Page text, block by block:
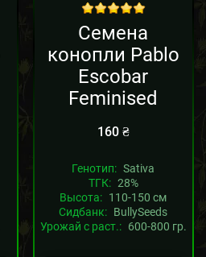
Семена
конопли Pablo
Escobar
Feminised
160 ₴
Генотип: Sativa
ТГК: 28%
Высота: 110-150 см
Сидбанк: BullySeeds
Урожай с раст.: 600-800 гр.